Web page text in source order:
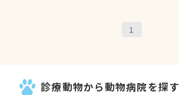
1
診療動物から動物病院を探す